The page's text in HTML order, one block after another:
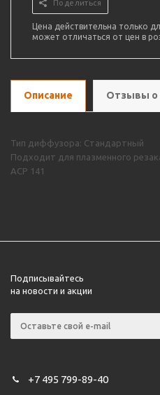
Поделиться
Цена действительна только
может отличаться от цен в
Описание Отзывы о
Тип диффузора: Стандартный
Подходит для плазменного
ACP 141
Подписывайтесь
на новости и акции
+7 495 799-89-40